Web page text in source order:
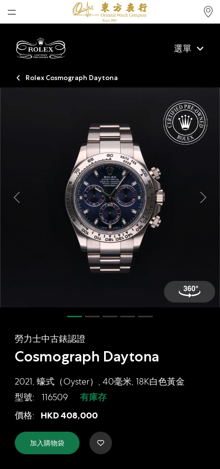
最新消息
腕表資訊
勞力士中古錶認證
登入
註冊
會員尊享
简体中文
選單
Rolex Cosmograph Daytona
勞力士中古錶認證
Cosmograph Daytona
2021, 蠔式（Oyster）, 40毫米, 18K白色黃金
型號:
116509 有庫存
勞力士中古錶認證 Cosmograph
價格: HKD408,000
加入購物袋
Previous Next